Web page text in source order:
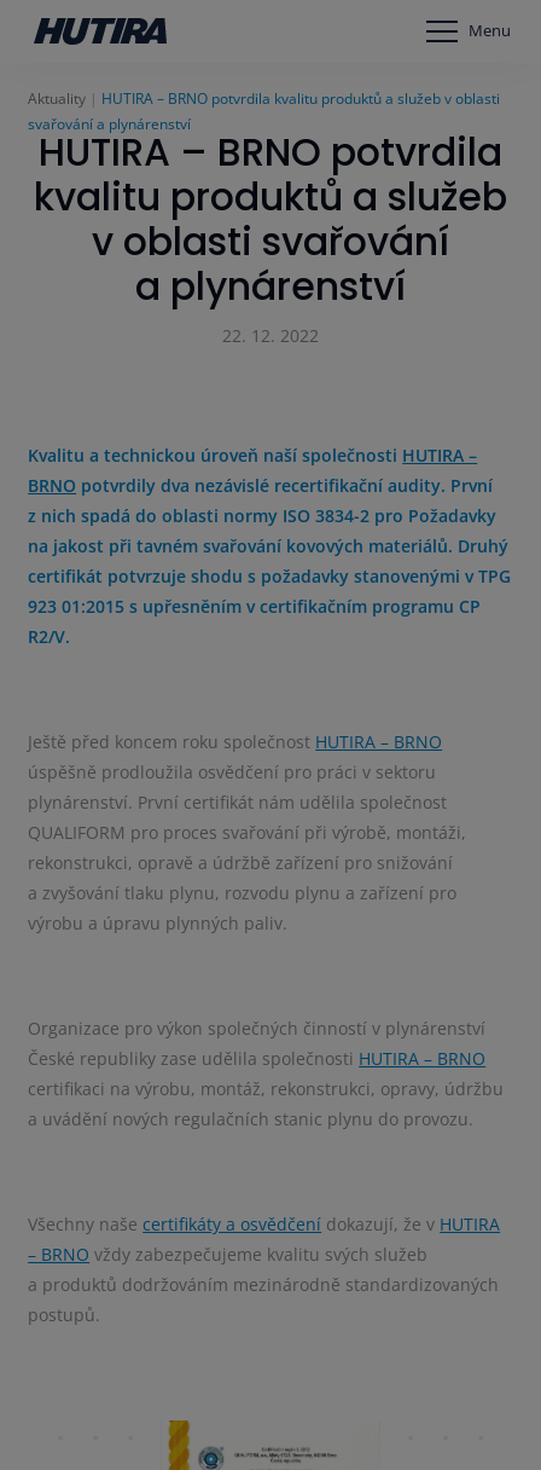
Menu
Aktuality
HUTIRA – BRNO potvrdila kvalitu produktů a služeb v oblasti
svařování a plynárenství
HUTIRA – BRNO potvrdila
kvalitu produktů a služeb
v oblasti svařování
a plynárenství
22. 12. 2022
Kvalitu a technickou úroveň naší společnosti HUTIRA –
BRNO potvrdily dva nezávislé recertifikační audity. První
z nich spadá do oblasti normy ISO 3834-2 pro Požadavky
na jakost při tavném svařování kovových materiálů. Druhý
certifikát potvrzuje shodu s požadavky stanovenými v TPG
923 01:2015 s upřesněním v certifikačním programu CP
R2/V.
Ještě před koncem roku společnost HUTIRA – BRNO
úspěšně prodloužila osvědčení pro práci v sektoru
plynárenství. První certifikát nám udělila společnost
QUALIFORM pro proces svařování při výrobě, montáži,
rekonstrukci, opravě a údržbě zařízení pro snižování
a zvyšování tlaku plynu, rozvodu plynu a zařízení pro
výrobu a úpravu plynných paliv.
Organizace pro výkon společných činností v plynárenství
České republiky zase udělila společnosti HUTIRA – BRNO
certifikaci na výrobu, montáž, rekonstrukci, opravy, údržbu
a uvádění nových regulačních stanic plynu do provozu.
Všechny naše certifikáty a osvědčení dokazují, že v HUTIRA
– BRNO vždy zabezpečujeme kvalitu svých služeb
a produktů dodržováním mezinárodně standardizovaných
postupů.